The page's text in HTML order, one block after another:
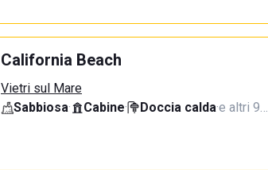
California Beach
Vietri sul Mare
Sabbiosa· Cabine· Doccia calda·e altri 9…